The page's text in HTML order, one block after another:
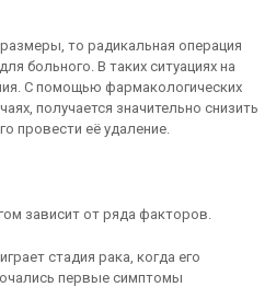
то радикальная операция
больного. В таких ситуациях на
С помощью фармакологических
получается значительно снизить
провести её удаление.
зависит от ряда факторов.
стадия рака, когда его
первые симптомы